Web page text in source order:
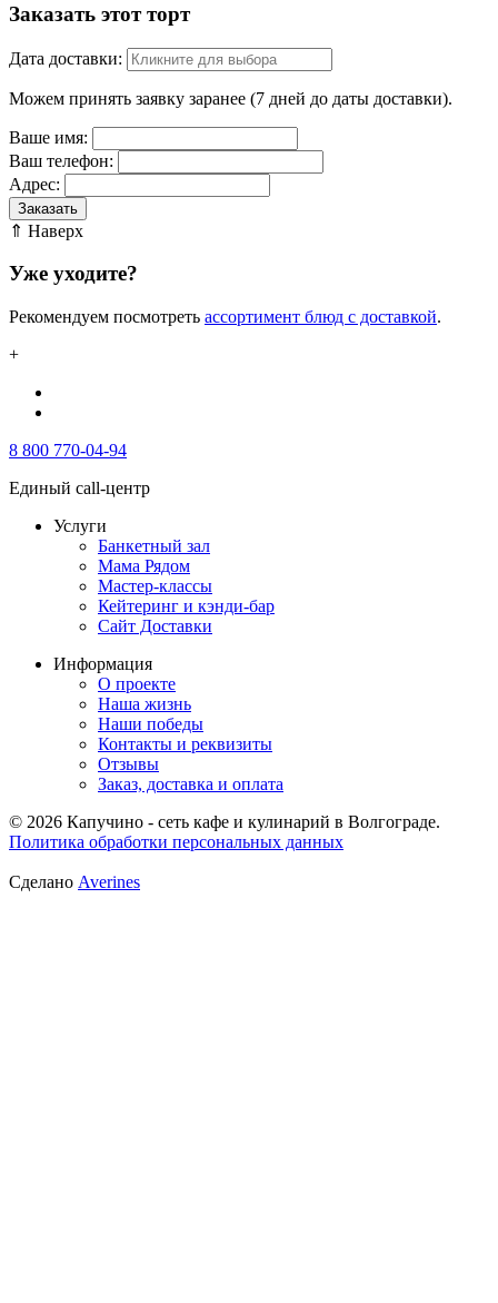
Заказать этот торт
Дата доставки:
Можем принять заявку заранее (7 дней до даты доставки).
Ваше имя:
Ваш телефон:
Адрес:
Заказать
⇑ Наверх
Уже уходите?
Рекомендуем посмотреть ассортимент блюд с доставкой.
+
8 800 770-04-94
Единый call-центр
Услуги
Банкетный зал
Мама Рядом
Мастер-классы
Кейтеринг и кэнди-бар
Сайт Доставки
Информация
О проекте
Наша жизнь
Наши победы
Контакты и реквизиты
Отзывы
Заказ, доставка и оплата
© 2026 Капучино - сеть кафе и кулинарий в Волгограде.
Политика обработки персональных данных
Сделано Averines